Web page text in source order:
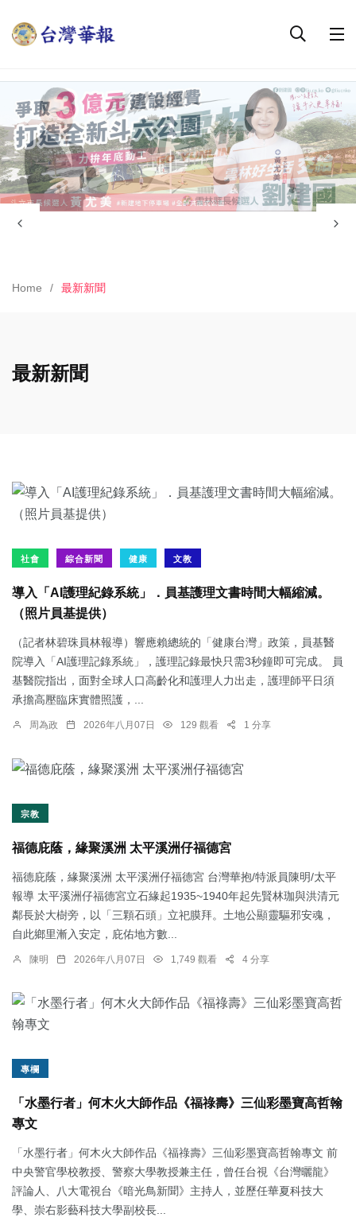
Home 最新新聞
最新新聞
社會 綜合新聞 健康 文教
導入「AI護理紀錄系統」．員基護理文書時間大幅縮減。
（照片員基提供）
（記者林碧珠員林報導）響應賴總統的「健康台灣」政策，員基醫
院導入「AI護理記錄系統」，護理記錄最快只需3秒鐘即可完成。 員
基醫院指出，面對全球人口高齡化和護理人力出走，護理師平日須
承擔高壓臨床實體照護，...
周為政 2026年八月07日 129 觀看 1 分享
宗教
福德庇蔭，緣聚溪洲 太平溪洲仔福德宮
福德庇蔭，緣聚溪洲 太平溪洲仔福德宮 台灣華抱/特派員陳明/太平
報導 太平溪洲仔福德宮立石緣起1935~1940年起先賢林珈與洪清元
鄰長於大樹旁，以「三顆石頭」立祀膜拜。土地公顯靈驅邪安魂，
自此鄉里漸入安定，庇佑地方數...
陳明 2026年八月07日 1,749 觀看 4 分享
專欄
「水墨行者」何木火大師作品《福祿壽》三仙彩墨寶高哲翰
專文
「水墨行者」何木火大師作品《福祿壽》三仙彩墨寶高哲翰專文 前
中央警官學校教授、警察大學教授兼主任，曾任台視《台灣曬龍》
評論人、八大電視台《暗光鳥新聞》主持人，並歷任華夏科技大
學、崇右影藝科技大學副校長...